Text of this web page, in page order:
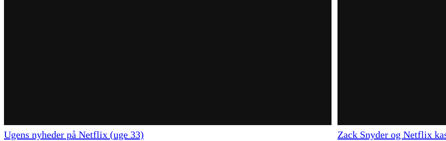
Ugens nyheder på Netflix (uge 33) Zack Snyder og Netflix